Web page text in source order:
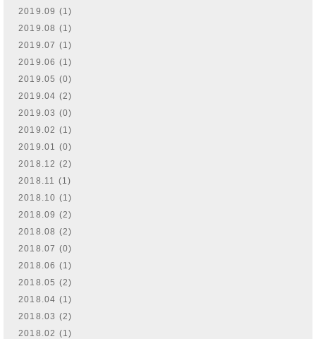
2019.09 (1)
2019.08 (1)
2019.07 (1)
2019.06 (1)
2019.05 (0)
2019.04 (2)
2019.03 (0)
2019.02 (1)
2019.01 (0)
2018.12 (2)
2018.11 (1)
2018.10 (1)
2018.09 (2)
2018.08 (2)
2018.07 (0)
2018.06 (1)
2018.05 (2)
2018.04 (1)
2018.03 (2)
2018.02 (1)